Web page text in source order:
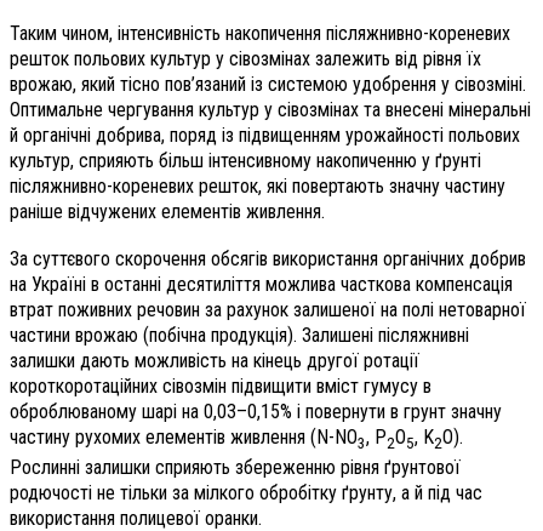
Таким чином, інтенсивність накопичення післяжнивно-кореневих
решток польових культур у сівозмінах залежить від рівня їх
врожаю, який тісно пов’язаний із системою удобрення у сівозміні.
Оптимальне чергування культур у сівозмінах та внесені мінеральні
й органічні добрива, поряд із підвищенням урожайності польових
культур, сприяють більш інтенсивному накопиченню у ґрунті
післяжнивно-кореневих решток, які повертають значну частину
раніше відчужених елементів живлення.
За суттєвого скорочення обсягів використання органічних добрив
на Україні в останні десятиліття можлива часткова компенсація
втрат поживних речовин за рахунок залишеної на полі нетоварної
частини врожаю (побічна продукція). Залишені післяжнивні
залишки дають можливість на кінець другої ротації
короткоротаційних сівозмін підвищити вміст гумусу в
оброблюваному шарі на 0,03–0,15% і повернути в грунт значну
частину рухомих елементів живлення (N-NO3, Р2О5, K2O).
Рослинні залишки сприяють збереженню рівня ґрунтової
родючості не тільки за мілкого обробітку ґрунту, а й під час
використання полицевої оранки.